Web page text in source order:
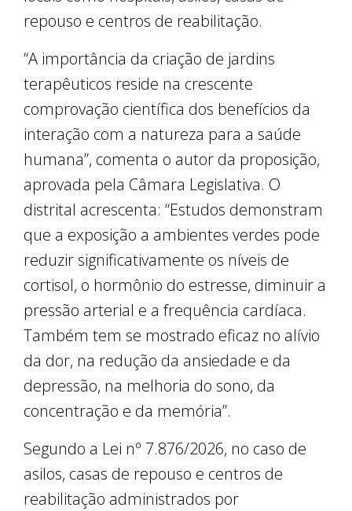
repouso e centros de reabilitação.
“A importância da criação de jardins
terapêuticos reside na crescente
comprovação científica dos benefícios da
interação com a natureza para a saúde
humana”, comenta o autor da proposição,
aprovada pela Câmara Legislativa. O
distrital acrescenta: “Estudos demonstram
que a exposição a ambientes verdes pode
reduzir significativamente os níveis de
cortisol, o hormônio do estresse, diminuir a
pressão arterial e a frequência cardíaca.
Também tem se mostrado eficaz no alívio
da dor, na redução da ansiedade e da
depressão, na melhoria do sono, da
concentração e da memória”.
Segundo a Lei nº 7.876/2026, no caso de
asilos, casas de repouso e centros de
reabilitação administrados por